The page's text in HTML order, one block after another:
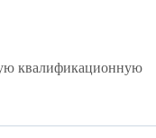
квалификационную